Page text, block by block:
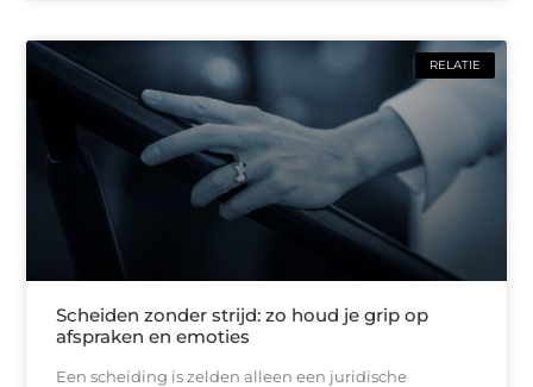
RELATIE
Scheiden zonder strijd: zo houd je grip op
afspraken en emoties
Een scheiding is zelden alleen een juridische